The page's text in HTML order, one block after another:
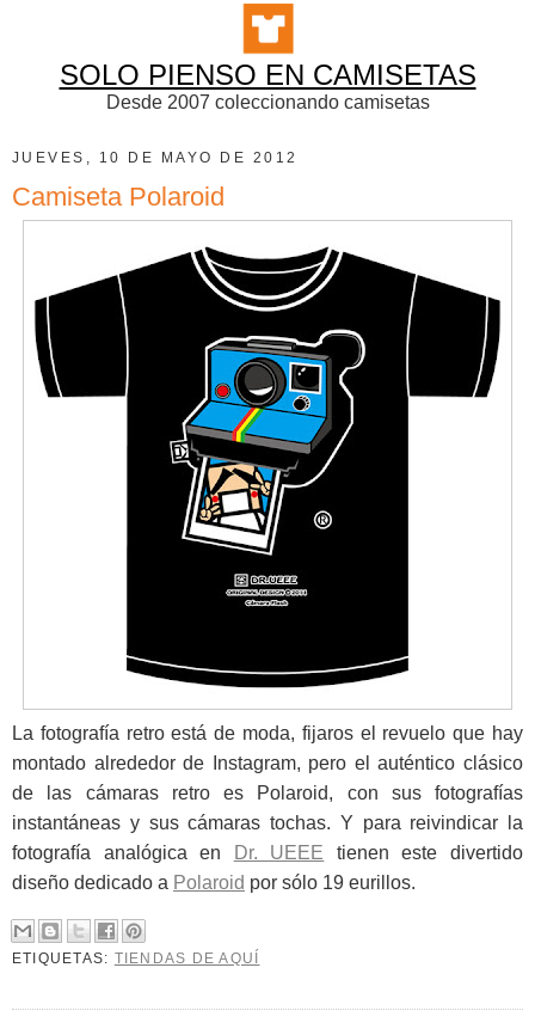
SOLO PIENSO EN CAMISETAS
Desde 2007 coleccionando camisetas
JUEVES, 10 DE MAYO DE 2012
Camiseta Polaroid
La fotografía retro está de moda, fijaros el revuelo que hay
montado alrededor de Instagram, pero el auténtico clásico
de las cámaras retro es Polaroid, con sus fotografías
instantáneas y sus cámaras tochas. Y para reivindicar la
fotografía analógica en
Dr. UEEE tienen este divertido
diseño dedicado a Polaroid por sólo 19 eurillos.
ETIQUETAS: TIENDAS DE AQUÍ